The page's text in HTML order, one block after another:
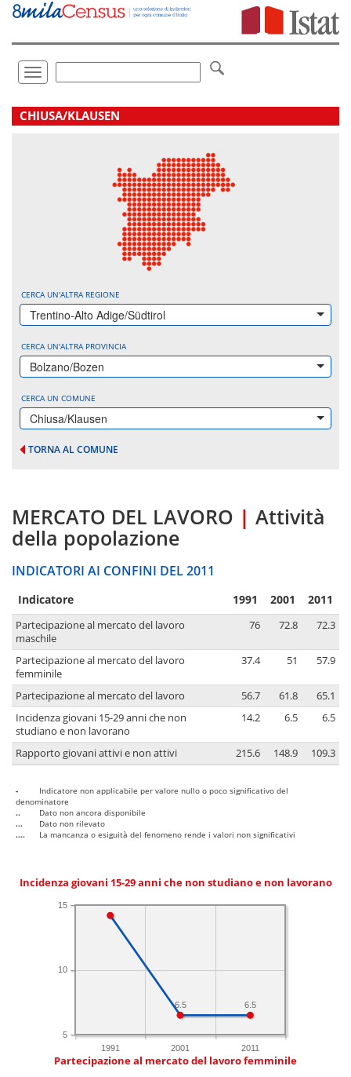
Vai
direttamente
Toggle
navigation
.
CHIUSA/KLAUSEN
CERCA UN'ALTRA REGIONE
Trentino-Alto Adige/Südtirol
CERCA UN'ALTRA PROVINCIA
Bolzano/Bozen
CERCA UN COMUNE
Chiusa/Klausen
TORNA AL COMUNE
MERCATO DEL LAVORO | Attività
della popolazione
INDICATORI AI CONFINI DEL 2011
Indicatore 1991 2001 2011
Partecipazione al mercato del lavoro
maschile
76 72.8 72.3
Partecipazione al mercato del lavoro
femminile
37.4 51 57.9
Partecipazione al mercato del lavoro 56.7 61.8
65.1
Incidenza giovani 15-29 anni che non
studiano e non lavorano
14.2 6.5 6.5
Rapporto giovani attivi e non attivi 215.6 148.9 109.3
-
Indicatore non applicabile per valore nullo o poco significativo del
denominatore
..
Dato non ancora disponibile
...
Dato non rilevato
....
La mancanza o esiguità del fenomeno rende i valori non significativi
Incidenza giovani 15-29 anni che non studiano e non lavorano
1991 2001 2011
5
10
15
6.5
6.5
Partecipazione al mercato del lavoro femminile